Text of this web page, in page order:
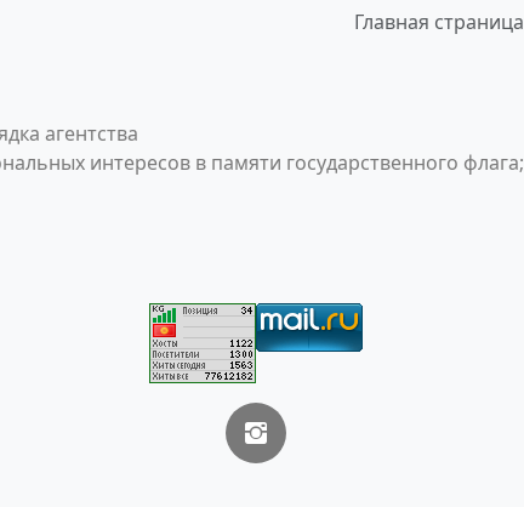
Главная страница
агентства
интересов в памяти государственного флага;